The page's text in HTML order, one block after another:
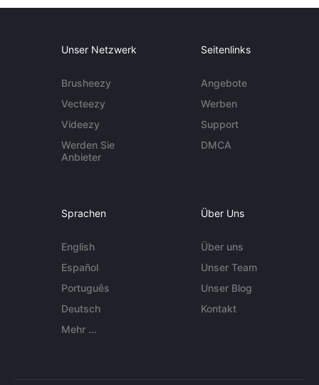
Unser Netzwerk
Brusheezy
Vecteezy
Videezy
Werden Sie
Anbieter
Seitenlinks
Angebote
Werben
Support
DMCA
Sprachen
English
Español
Português
Deutsch
Mehr ...
Über Uns
Über uns
Unser Team
Unser Blog
Kontakt